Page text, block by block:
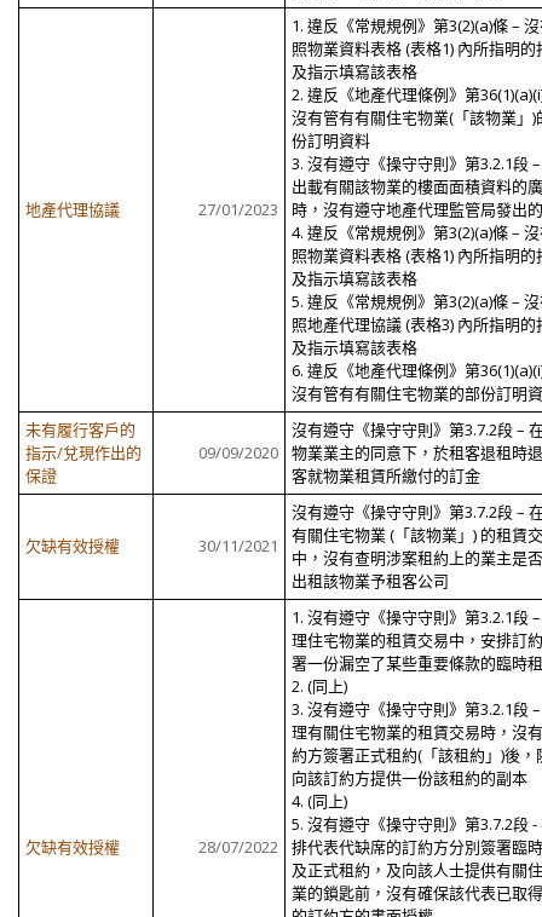
地產代理協議 27/01/2023
1. 違反《常規規例》第3(2)(a)條 –
照物業資料表格 (表格1) 內所指明的
及指示填寫該表格
2. 違反《地產代理條例》第
沒有管有有關住宅物業(「該物業」)
份訂明資料
3. 沒有遵守《操守守則》第3.2.1段
出載有關該物業的樓面面積資料的
時，沒有遵守地產代理監管局發出
4. 違反《常規規例》第3(2)(a)條 –
照物業資料表格 (表格1) 內所指明的
及指示填寫該表格
5. 違反《常規規例》第3(2)(a)條 –
照地產代理協議 (表格3) 內所指明的
及指示填寫該表格
6. 違反《地產代理條例》第
沒有管有有關住宅物業的部份訂明
未有履行客戶的
指示/兌現作出的
保證
09/09/2020
沒有遵守《操守守則》第3.7.2段 –
物業業主的同意下，於租客退租時
客就物業租賃所繳付的訂金
欠缺有效授權 30/11/2021
沒有遵守《操守守則》第3.7.2段 –
有關住宅物業 (「該物業」) 的租賃
中，沒有查明涉案租約上的業主是
出租該物業予租客公司
欠缺有效授權 28/07/2022
1. 沒有遵守《操守守則》第3.2.1段
理住宅物業的租賃交易中，安排訂
署一份漏空了某些重要條款的臨時
2. (同上)
3. 沒有遵守《操守守則》第3.2.1段
理有關住宅物業的租賃交易時，沒
約方簽署正式租約(「該租約」)後，
向該訂約方提供一份該租約的副本
4. (同上)
5. 沒有遵守《操守守則》第3.7.2段 -
排代表代缺席的訂約方分別簽署臨
及正式租約，及向該人士提供有關
業的鎖匙前，沒有確保該代表已取